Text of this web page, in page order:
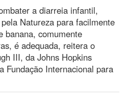
a diarreia infantil,
Natureza para facilmente
banana, comumente
é adequada, reitera o
III, da Johns Hopkins
Fundação Internacional para